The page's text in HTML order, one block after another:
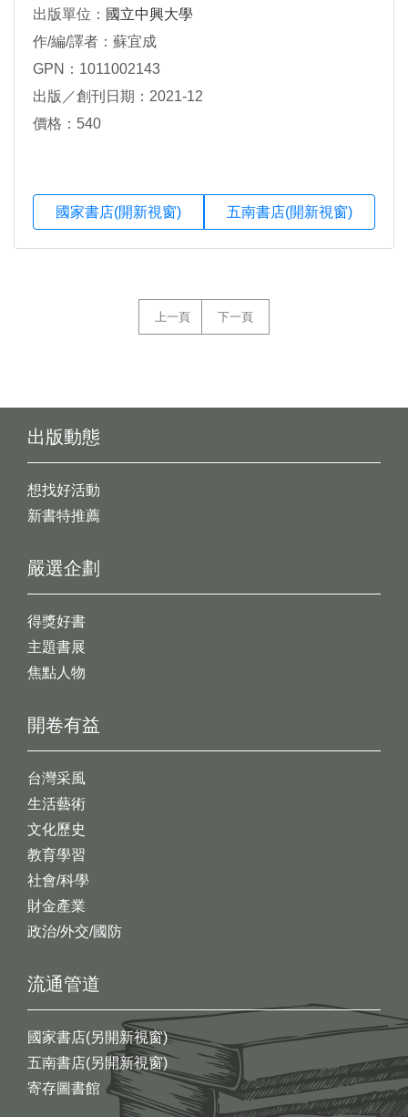
出版單位： 國立中興大學
作/編/譯者：蘇宜成
GPN：1011002143
出版／創刊日期：2021-12
價格：540
國家書店(開新視窗) 五南書店(開新視窗)
上一頁 下一頁
出版動態
想找好活動
新書特推薦
開卷有益
台灣采風
生活藝術
文化歷史
教育學習
社會/科學
財金產業
政治/外交/國防
嚴選企劃
得獎好書
主題書展
焦點人物
流通管道
國家書店(另開新視窗)
五南書店(另開新視窗)
寄存圖書館